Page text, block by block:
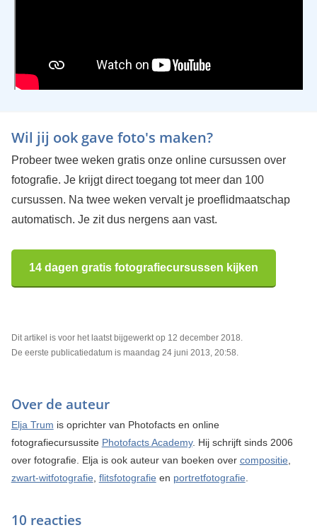
Wil jij ook gave foto's maken?
Probeer twee weken gratis onze online cursussen over
fotografie. Je krijgt direct toegang tot meer dan 100
cursussen. Na twee weken vervalt je proeflidmaatschap
automatisch. Je zit dus nergens aan vast.
14 dagen gratis fotografiecursussen kijken
Dit artikel is voor het laatst bijgewerkt op 12 december 2018.
De eerste publicatiedatum is maandag 24 juni 2013, 20:58.
Over de auteur
Elja Trum is oprichter van Photofacts en online
fotografiecursussite Photofacts Academy. Hij schrijft sinds 2006
over fotografie. Elja is ook auteur van boeken over compositie
zwart-witfotografie flitsfotografie en portretfotografie
10 reacties